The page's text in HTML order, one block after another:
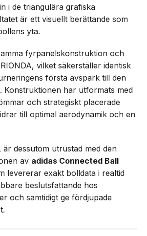
i de triangulära grafiska
är ett visuellt berättande som
yta.
fyrpanelskonstruktion och
vilket säkerställer identisk
första avspark till den
Konstruktionen har utformats med
och strategiskt placerade
till optimal aerodynamik och en
är dessutom utrustad med den
av adidas Connected Ball
levererar exakt bolldata i realtid
beslutsfattande hos
och samtidigt ge fördjupade